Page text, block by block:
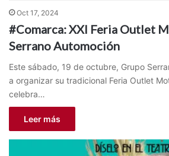
Oct 17, 2024
#Comarca: XXI Feria Outlet
Serrano Automoción
Este sábado, 19 de octubre, Grupo
a organizar su tradicional Feria Outlet
celebra…
Leer más